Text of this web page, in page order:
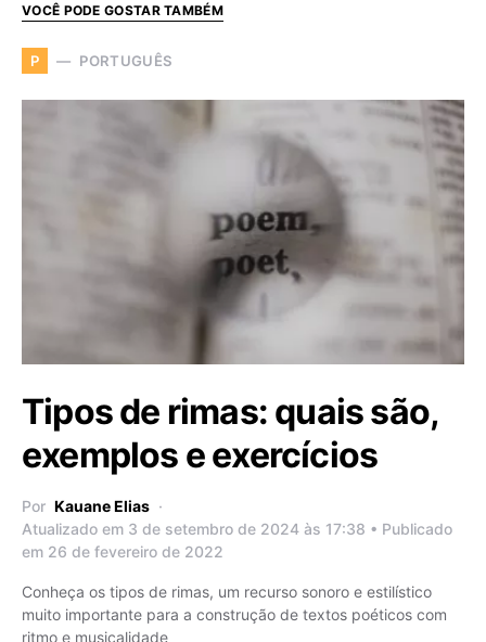
VOCÊ PODE GOSTAR TAMBÉM
P PORTUGUÊS
Tipos de rimas: quais são,
exemplos e exercícios
Por Kauane Elias
Atualizado em 3 de setembro de 2024 às 17:38 • Publicado
em 26 de fevereiro de 2022
Conheça os tipos de rimas, um recurso sonoro e estilístico
muito importante para a construção de textos poéticos com
ritmo e musicalidade